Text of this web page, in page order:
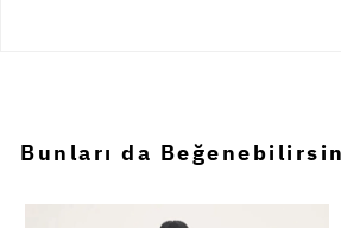
Bunları da Beğenebilirsin